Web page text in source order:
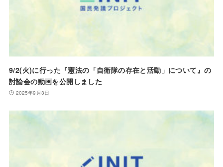
9/2(火)に行った『憲法の「自衛隊の存在と活動」について』の
討論会の動画を公開しました
2025年9月3日